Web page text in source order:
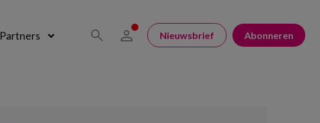
Partners Nieuwsbrief Abonneren